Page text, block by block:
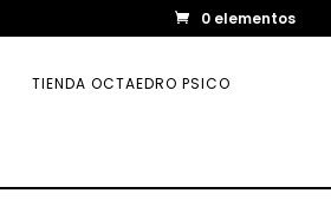
0 elementos
TIENDA OCTAEDRO PSICO